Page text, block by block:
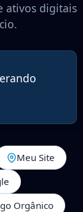
ativos digitais
Meu Site
Orgânico